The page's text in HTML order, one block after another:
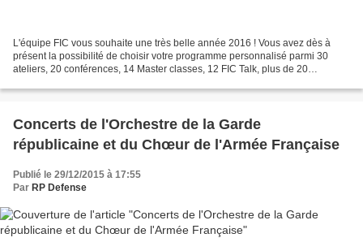
L'équipe FIC vous souhaite une très belle année 2016 ! Vous avez dès à
présent la possibilité de choisir votre programme personnalisé parmi 30
ateliers, 20 conférences, 14 Master classes, 12 FIC Talk, plus de 20
Concerts de l'Orchestre de la Garde
républicaine et du Chœur de l'Armée Française
Publié le 29/12/2015 à 17:55
Par RP Defense